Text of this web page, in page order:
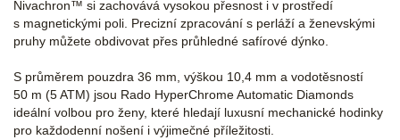
Nivachron™ si zachovává vysokou přesnost i v prostředí
s magnetickými poli. Precizní zpracování s perláží a ženevskými
pruhy můžete obdivovat přes průhledné safírové dýnko.
S průměrem pouzdra 36 mm, výškou 10,4 mm a vodotěsností
50 m (5 ATM) jsou Rado HyperChrome Automatic Diamonds
ideální volbou pro ženy, které hledají luxusní mechanické hodinky
pro každodenní nošení i výjimečné příležitosti.